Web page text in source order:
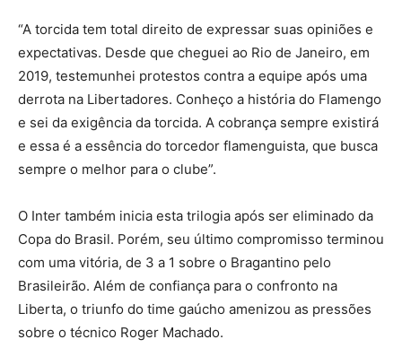
“A torcida tem total direito de expressar suas opiniões e
expectativas. Desde que cheguei ao Rio de Janeiro, em
2019, testemunhei protestos contra a equipe após uma
derrota na Libertadores. Conheço a história do Flamengo
e sei da exigência da torcida. A cobrança sempre existirá
e essa é a essência do torcedor flamenguista, que busca
sempre o melhor para o clube”.
O Inter também inicia esta trilogia após ser eliminado da
Copa do Brasil. Porém, seu último compromisso terminou
com uma vitória, de 3 a 1 sobre o Bragantino pelo
Brasileirão. Além de confiança para o confronto na
Liberta, o triunfo do time gaúcho amenizou as pressões
sobre o técnico Roger Machado.